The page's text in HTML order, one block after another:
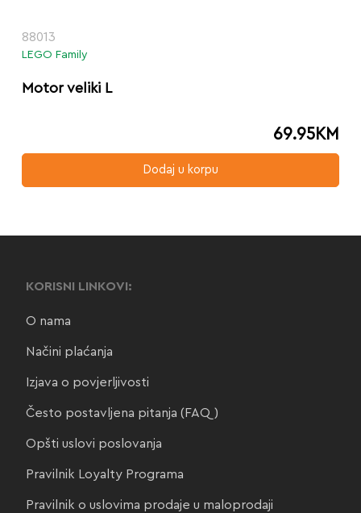
88013
LEGO Family
Motor veliki L
69.95KM
Dodaj u korpu
KORISNI LINKOVI:
O nama
Načini plaćanja
Izjava o povjerljivosti
Često postavljena pitanja (FAQ)
Opšti uslovi poslovanja
Pravilnik Loyalty Programa
Pravilnik o uslovima prodaje u maloprodaji